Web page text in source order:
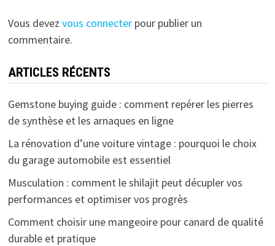
Vous devez vous connecterpour publier un
commentaire.
ARTICLES RÉCENTS
Gemstone buying guide : comment repérer les pierres
de synthèse et les arnaques en ligne
La rénovation d’une voiture vintage : pourquoi le choix
du garage automobile est essentiel
Musculation : comment le shilajit peut décupler vos
performances et optimiser vos progrès
Comment choisir une mangeoire pour canard de qualité
durable et pratique